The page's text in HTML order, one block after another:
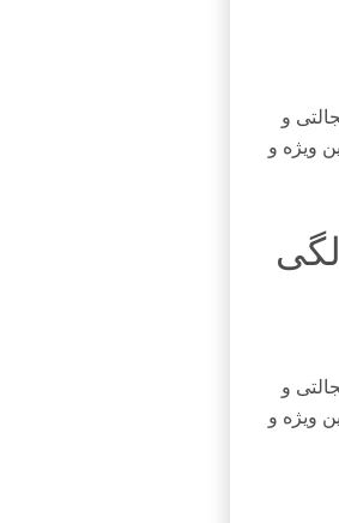
و
ویژه و
بهانه تولد 39 سالگی
و
ویژه و